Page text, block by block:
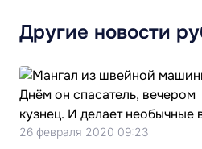
Другие новости
26 февраля 2020 09:23